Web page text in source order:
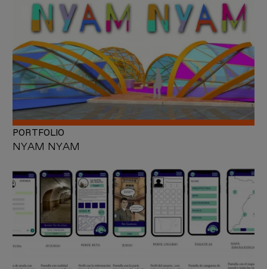
NYAM NYAM
PORTFOLIO